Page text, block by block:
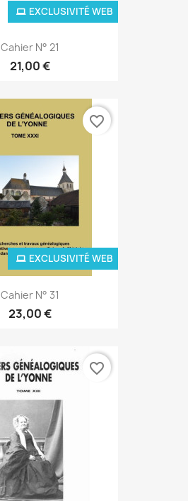
Cahier N° 21
21,00 €
EXCLUSIVITÉ WEB
Cahier N° 31
23,00 €
EXCLUSIVITÉ WEB
favorite_border
favorite_border